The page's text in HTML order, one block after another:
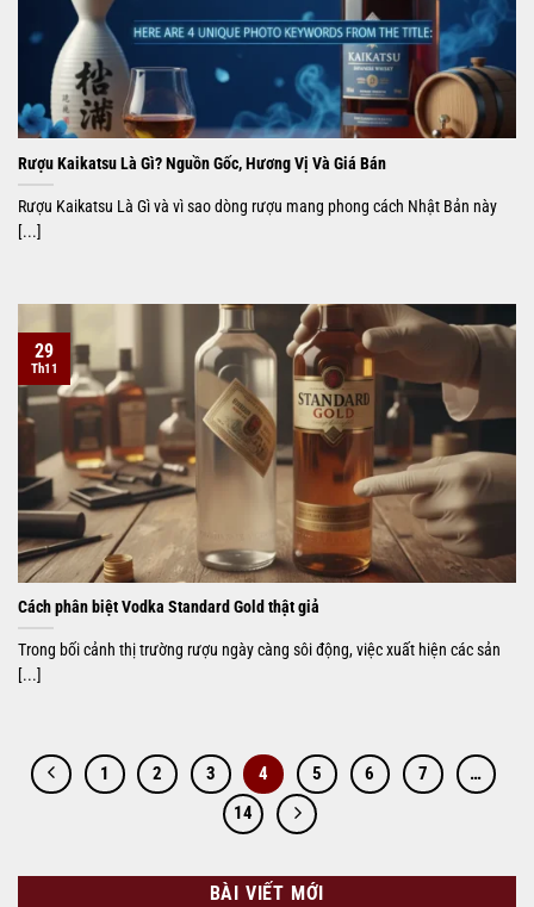
Rượu Kaikatsu Là Gì? Nguồn Gốc, Hương Vị Và Giá Bán
Rượu Kaikatsu Là Gì và vì sao dòng rượu mang phong cách Nhật Bản này
[...]
Cách phân biệt Vodka Standard Gold thật giả
Trong bối cảnh thị trường rượu ngày càng sôi động, việc xuất hiện các sản
[...]
29
Th11
1 2 3 4 5 6 7
…
14
BÀI VIẾT MỚI